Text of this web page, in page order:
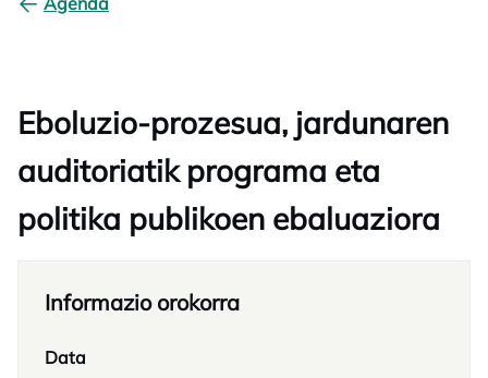
Eboluzio-prozesua, jardunaren
auditoriatik programa eta
politika publikoen ebaluaziora
Informazio orokorra
Data